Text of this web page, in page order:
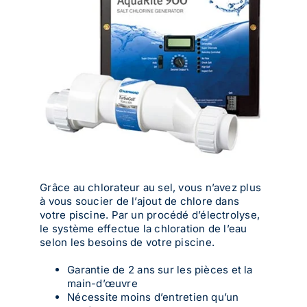
Grâce au chlorateur au sel, vous n’avez plus
à vous soucier de l’ajout de chlore dans
votre piscine. Par un procédé d’électrolyse,
le système effectue la chloration de l’eau
selon les besoins de votre piscine.
Garantie de 2 ans sur les pièces et la
main-d’œuvre
Nécessite moins d’entretien qu’un